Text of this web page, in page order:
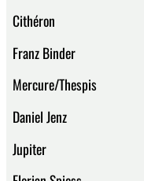
Cithéron
Franz Binder
Mercure/Thespis
Daniel Jenz
Jupiter